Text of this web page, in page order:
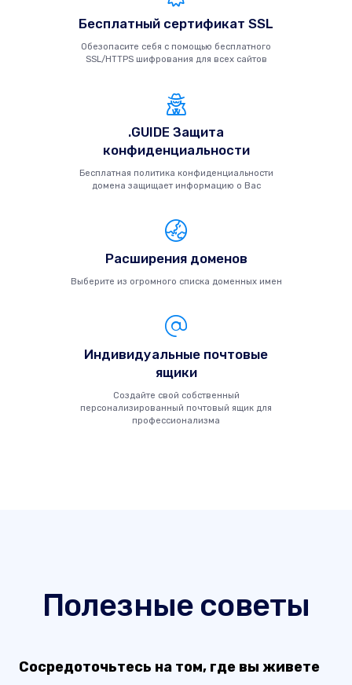
Бесплатный сертификат SSL
Обезопасите себя с помощью бесплатного
SSL/HTTPS шифрования для всех сайтов
.GUIDE Защита
конфиденциальности
Бесплатная политика конфиденциальности
домена защищает информацию о Вас
Расширения доменов
Выберите из огромного списка доменных имен
Индивидуальные почтовые
ящики
Создайте свой собственный
персонализированный почтовый ящик для
профессионализма
Полезные советы
Сосредоточьтесь на том, где вы живете